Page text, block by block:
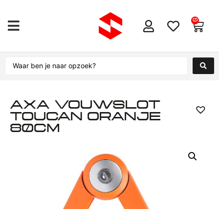
0
AXA VOUWSLOT
TOUCAN ORANJE
80CM